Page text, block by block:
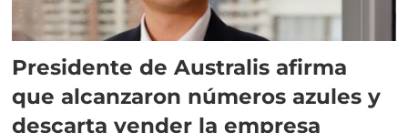
Presidente de Australis afirma
que alcanzaron números azules y
descarta vender la empresa